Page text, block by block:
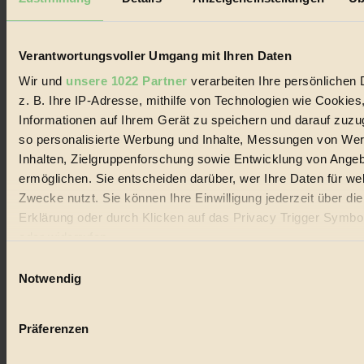
Verantwortungsvoller Umgang mit Ihren Daten
Wir und unsere 1022 Partner verarbeiten Ihre persönlichen
z. B. Ihre IP-Adresse, mithilfe von Technologien wie
Informationen auf Ihrem Gerät zu speichern und darauf
so personalisierte Werbung und Inhalte, Messungen von
Inhalten, Zielgruppenforschung sowie Entwicklung von
ermöglichen. Sie entscheiden darüber, wer Ihre Daten für
Zwecke nutzt. Sie können Ihre Einwilligung jederzeit über
Erklärung oder durch Klicken auf das Privacy Trigger
Wenn Sie es erlauben, würden wir auch gerne:
Ihr Gerät durch aktives Scannen nach bestimmten
Notwendig
Präferenzen
Biorama steht für einen nachhaltigen Lebensstil und bewussten
Lebenswandel. Es ist eine moderne Plattform für Ideen, Menschen
Handels mit Bioprodukten, des Fair-Trade sowie der Branche
alternativer Energien.
Social Media
22.601 Fans auf Facebook
3.415 Follower auf Twitter
Folge uns auf Instagram
Themen
Bio
Vegan